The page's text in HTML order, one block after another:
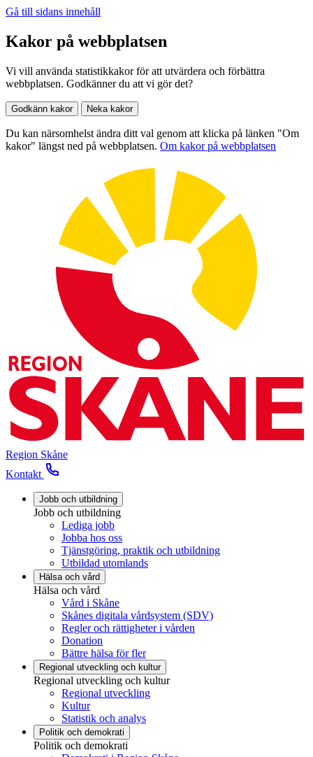
Gå till sidans innehåll
Kakor på webbplatsen
Vi vill använda statistikkakor för att utvärdera och förbättra
webbplatsen. Godkänner du att vi gör det?
Godkänn kakor Neka kakor
Du kan närsomhelst ändra ditt val genom att klicka på länken "Om
kakor" längst ned på webbplatsen. Om kakor på webbplatsen
Region Skåne
Kontakt
Jobb och utbildning
Jobb och utbildning
Lediga jobb
Jobba hos oss
Tjänstgöring, praktik och utbildning
Utbildad utomlands
Hälsa och vård
Hälsa och vård
Vård i Skåne
Skånes digitala vårdsystem (SDV)
Regler och rättigheter i vården
Donation
Bättre hälsa för fler
Regional utveckling och kultur
Regional utveckling och kultur
Regional utveckling
Kultur
Statistik och analys
Politik och demokrati
Politik och demokrati